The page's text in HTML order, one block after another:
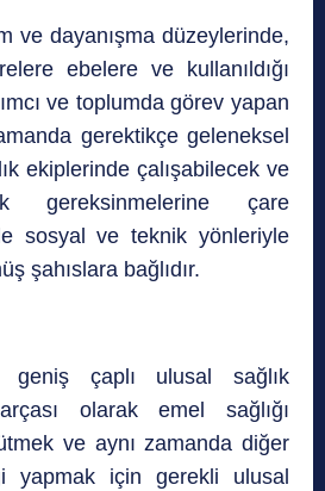
ve dayanışma düzeylerinde,
ebelere ve kullanıldığı
ve toplumda görev yapan
gerektikçe geleneksel
ekiplerinde çalışabilecek ve
gereksinmelerine çare
sosyal ve teknik yönleriyle
şahıslara bağlıdır.
geniş çaplı ulusal sağlık
olarak emel sağlığı
ve aynı zamanda diğer
yapmak için gerekli ulusal